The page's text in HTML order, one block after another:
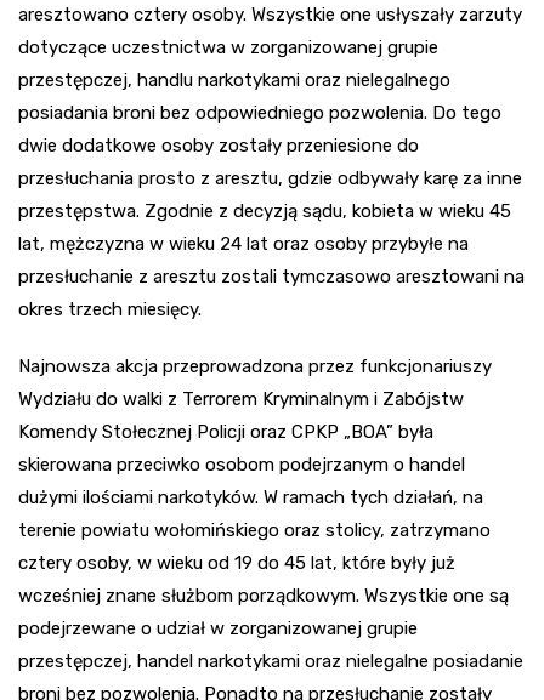
aresztowano cztery osoby. Wszystkie one usłyszały zarzuty
dotyczące uczestnictwa w zorganizowanej grupie
przestępczej, handlu narkotykami oraz nielegalnego
posiadania broni bez odpowiedniego pozwolenia. Do tego
dwie dodatkowe osoby zostały przeniesione do
przesłuchania prosto z aresztu, gdzie odbywały karę za inne
przestępstwa. Zgodnie z decyzją sądu, kobieta w wieku 45
lat, mężczyzna w wieku 24 lat oraz osoby przybyłe na
przesłuchanie z aresztu zostali tymczasowo aresztowani na
okres trzech miesięcy.
Najnowsza akcja przeprowadzona przez funkcjonariuszy
Wydziału do walki z Terrorem Kryminalnym i Zabójstw
Komendy Stołecznej Policji oraz CPKP „BOA” była
skierowana przeciwko osobom podejrzanym o handel
dużymi ilościami narkotyków. W ramach tych działań, na
terenie powiatu wołomińskiego oraz stolicy, zatrzymano
cztery osoby, w wieku od 19 do 45 lat, które były już
wcześniej znane służbom porządkowym. Wszystkie one są
podejrzewane o udział w zorganizowanej grupie
przestępczej, handel narkotykami oraz nielegalne posiadanie
broni bez pozwolenia. Ponadto na przesłuchanie zostały